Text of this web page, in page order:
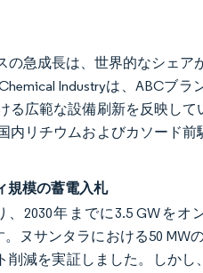
急成長は、世界的なシェア
Industryは、ABCブ
広範な設備刷新を反映し
リチウムおよびカソード
規模の蓄電入札
2030年までに3.5 GWを
ヌサンタラにおける50 MW
減を実証しました。しか